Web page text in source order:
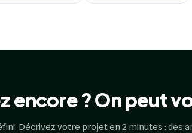
encore ? On peut
Décrivez votre projet en 2 minutes : des